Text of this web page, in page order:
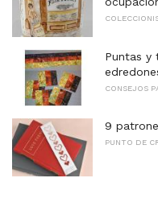
Puntas y
CONSEJOS
9
PUNTO DE